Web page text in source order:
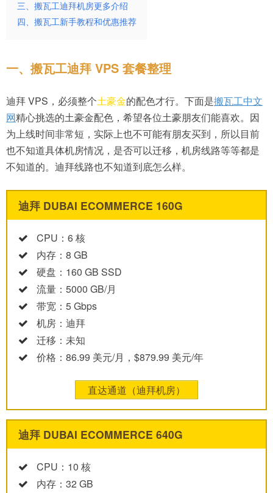
三、搬瓦工迪拜机房更多介绍
四、搬瓦工新手教程和优惠推荐
一、搬瓦工迪拜 VPS 套餐整理
迪拜 VPS，必须整个土豪金的配色才行。下面是搬瓦工中文
网精心挑选的土豪金配色，希望各位土豪朋友们能喜欢。因
为上线时间非常短，实际上也不可能有朋友买到，所以目前
也不知道具体机房情况，是否可以迁移，机房线路等等都是
不知道的。迪拜线路也不知道到底怎么样。
迪拜 DUBAI ECOMMERCE 160G
CPU：6 核
内存：8 GB
硬盘：160 GB SSD
流量：5000 GB/月
带宽：5 Gbps
机房：迪拜
迁移：未知
价格：86.99 美元/月，$879.99 美元/年
直达通道（迪拜机房）
迪拜 DUBAI ECOMMERCE 640G
CPU：10 核
内存：32 GB